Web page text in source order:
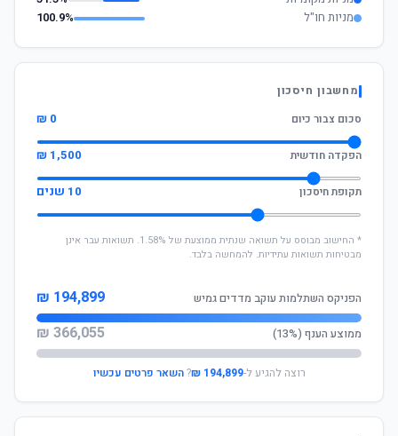
מניות חו"ל
100.9%
מחשבון חיסכון
סכום צבור כיום
0 ₪
הפקדה חודשית 1,500 ₪
תקופת חיסכון 10 שנים
* החישוב מבוסס על תשואה שנתית ממוצעת של 1.58%. תשואות עבר אינן
מבטיחות תשואות עתידיות. להמחשה בלבד.
הפניקס השתלמות עוקב מדדים גמיש 194,899 ₪
ממוצע הענף (13%) 366,055 ₪
רוצה להגיע ל-194,899 ₪
?השאר פרטים עכשיו